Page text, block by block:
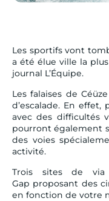
Les sportifs vont
a été élue ville la
journal L’Équipe.
Les falaises de
d’escalade. En effet,
avec des difficultés
pourront également
des voies
activité.
Trois sites de
Gap proposant des
en fonction de votre